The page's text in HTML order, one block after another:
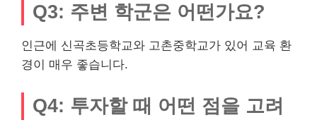
Q3: 주변 학군은 어떤가요?
인근에 신곡초등학교와 고촌중학교가 있어 교육 환
경이 매우 좋습니다.
Q4: 투자할 때 어떤 점을 고려